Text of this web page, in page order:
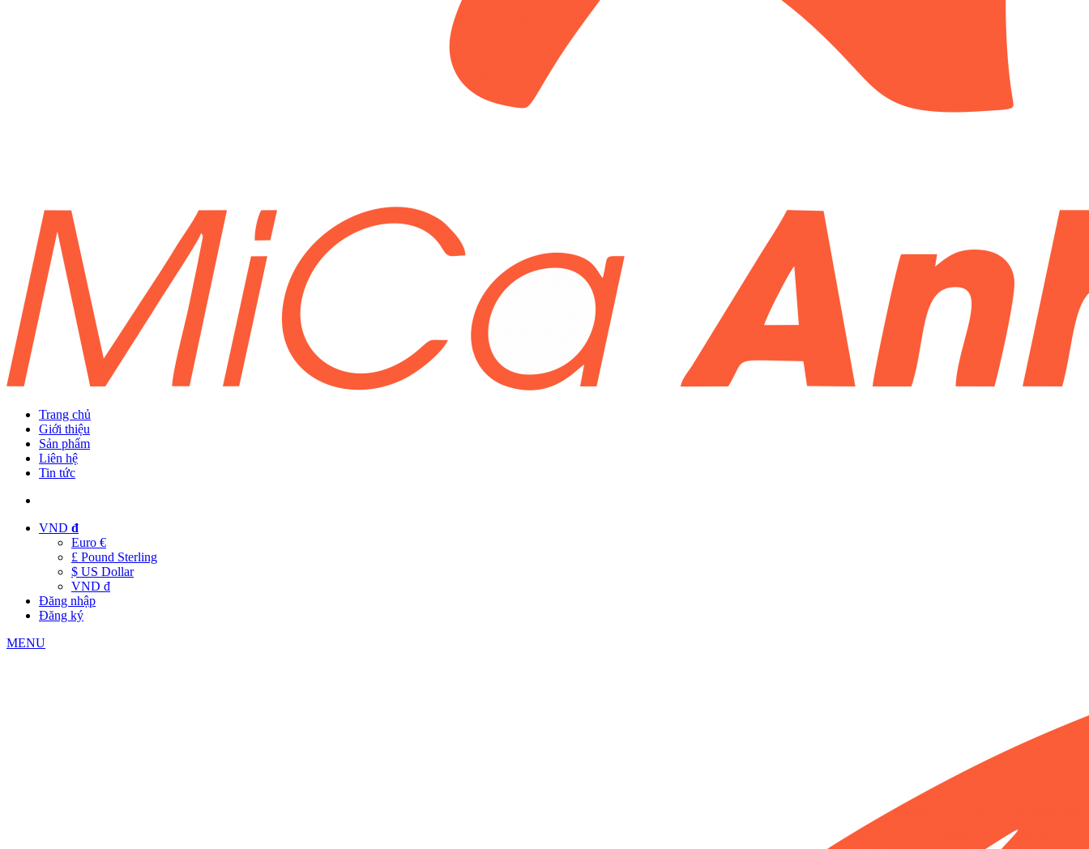
Trang chủ
Giới thiệu
Sản phẩm
Liên hệ
Tin tức
VND đ
Euro €
£ Pound Sterling
$ US Dollar
VND đ
Đăng nhập
Đăng ký
MENU